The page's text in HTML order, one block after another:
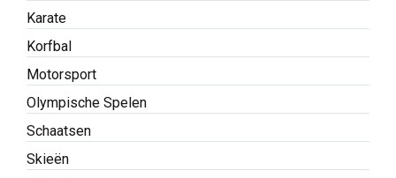
Karate
Korfbal
Motorsport
Olympische Spelen
Schaatsen
Skieën